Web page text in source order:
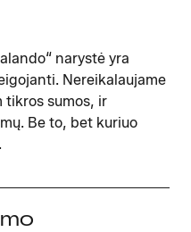
narystė yra
Nereikalaujame
tikros sumos, ir
Be to, bet kuriuo